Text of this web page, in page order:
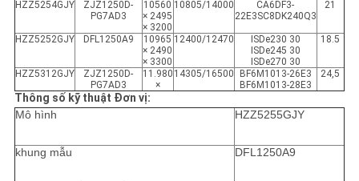
HZZ5254GJY
ZJZ1250D-
PG7AD3
10560
× 2495
× 3200
10805/14000
CA6DF3-
22E3SC8DK240Q3
21
HZZ5252GJY DFL1250A9
10965
× 2490
× 3300
12400/12470
ISDe230 30
ISDe245 30
ISDe270 30
18.5
HZZ5312GJY
ZJZ1250D-
PG7AD3
11.980
×
14305/16500
BF6M1013-26E3
BF6M1013-28E3
24,5
Thông số kỹ thuật Đơn vị:
Mô hình
HZZ5255GJY
khung mẫu DFL1250A9